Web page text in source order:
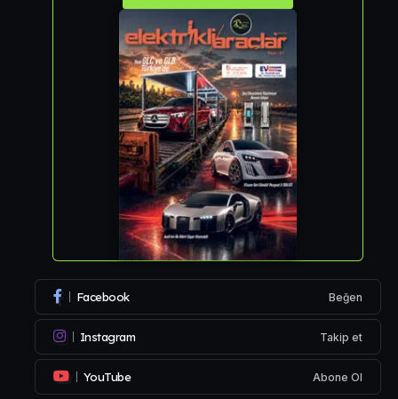
Facebook Beğen
Instagram Takip et
YouTube Abone Ol